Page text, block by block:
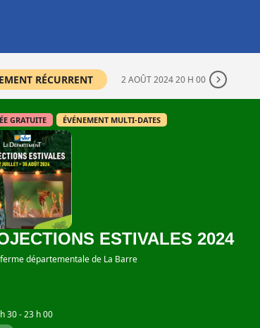
RÉCURRENT 2 AOÛT 2024 20 H 00
GRATUITE ÉVÉNEMENT MULTI-DATES
ESTIVALES 2024
départementale de La Barre
30 - 23 h 00